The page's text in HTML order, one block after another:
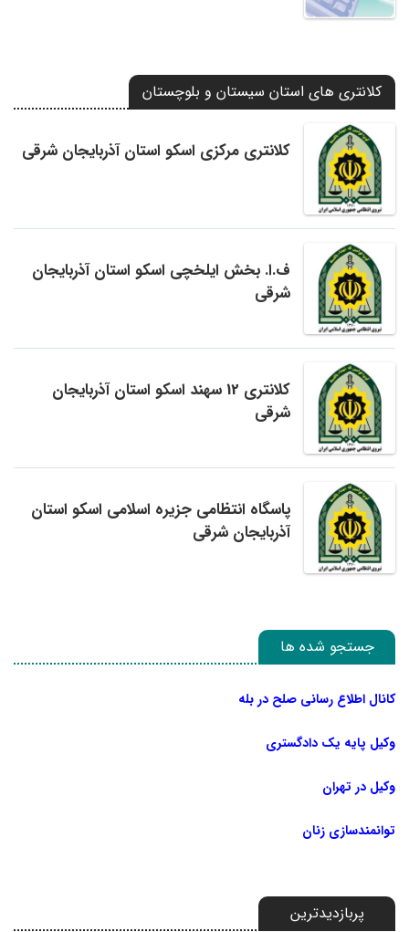
کلانتری های استان سیستان و بلوچستان
کلانتری مرکزی اسکو استان آذربایجان شرقی
ف.ا. بخش ایلخچی اسکو استان آذربایجان
شرقی
کلانتری 12 سهند اسکو استان آذربایجان
شرقی
پاسگاه انتظامی جزیره اسلامی اسکو استان
آذربایجان شرقی
جستجو شده ها
کانال اطلاع رسانی صلح در بله
وکیل پایه یک دادگستری
وکیل در تهران
توانمندسازی زنان
پربازدیدترین